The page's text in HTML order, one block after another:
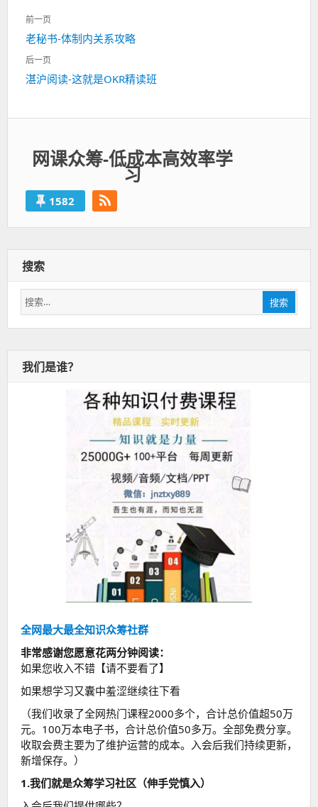
文
章
导
航
前一页
上
一
老秘书-体制内关系攻略
后一页
下
湛沪阅读-这就是OKR精读班
网课众筹-低成本高效率学
习
1582
搜索
搜
索：
搜索
我们是谁？
全网最大最全知识众筹社群
非常感谢您愿意花两分钟阅读：
如果您收入不错【请不要看了】
如果想学习又囊中羞涩继续往下看
（我们收录了全网热门课程2000多个，合计总价值超50万
元。100万本电子书，合计总价值50多万。全部免费分享。
收取会费主要为了维护运营的成本。入会后我们持续更新，
新增保存。）
1.我们就是众筹学习社区（伸手党慎入）